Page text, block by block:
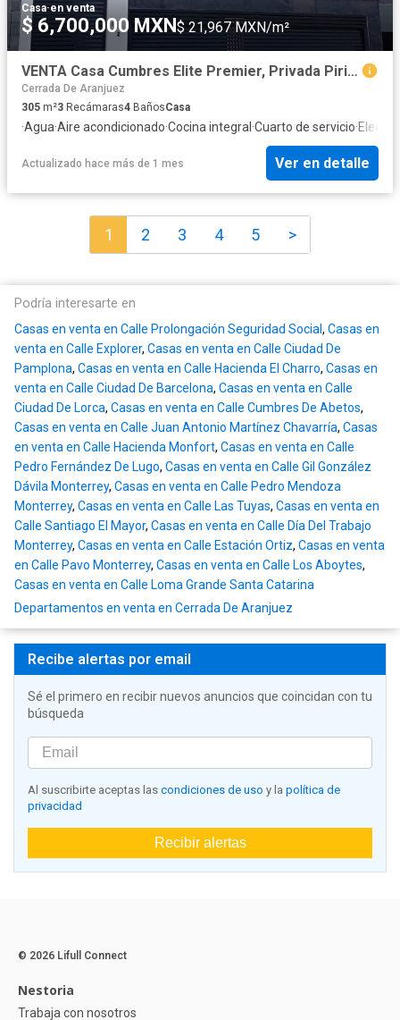
Casa·en venta
$ 6,700,000 MXN$ 21,967 MXN/m²
VENTA Casa Cumbres Elite Premier, Privada Pirineos, García N.L
Cerrada De Aranjuez
305 m²3 Recámaras4 BañosCasa
·Agua·Aire acondicionado·Cocina integral ·Cuarto de servicio·
Actualizado hace más de 1 mes Ver en detalle
1 2 3 4 5 >
Podría interesarte en
Casas en venta en Calle Prolongación Seguridad Social, Casas en
venta en Calle Explorer, Casas en venta en Calle Ciudad De
Pamplona, Casas en venta en Calle Hacienda El Charro, Casas en
venta en Calle Ciudad De Barcelona, Casas en venta en Calle
Ciudad De Lorca, Casas en venta en Calle Cumbres De Abetos,
Casas en venta en Calle Juan Antonio Martínez Chavarría, Casas
en venta en Calle Hacienda Monfort, Casas en venta en Calle
Pedro Fernández De Lugo, Casas en venta en Calle Gil González
Dávila Monterrey, Casas en venta en Calle Pedro Mendoza
Monterrey, Casas en venta en Calle Las Tuyas, Casas en venta en
Calle Santiago El Mayor, Casas en venta en Calle Día Del Trabajo
Monterrey, Casas en venta en Calle Estación Ortiz, Casas en venta
en Calle Pavo Monterrey, Casas en venta en Calle Los Aboytes,
Casas en venta en Calle Loma Grande Santa Catarina
Departamentos en venta en Cerrada De Aranjuez
Recibe alertas por email
Sé el primero en recibir nuevos anuncios que coincidan con tu
búsqueda
Al suscribirte aceptas las condiciones de uso y la política de
privacidad
Recibir alertas
© 2026 Lifull Connect
Nestoria
Trabaja con nosotros